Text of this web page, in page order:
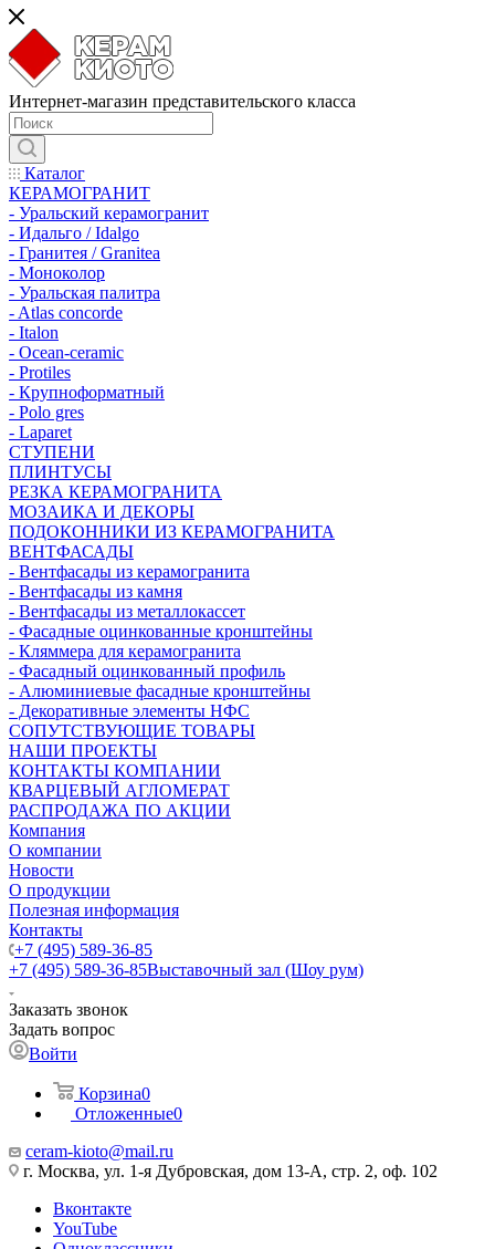
Интернет-магазин представительского класса
Каталог
КЕРАМОГРАНИТ
- Уральский керамогранит
- Идальго / Idalgo
- Гранитея / Granitea
- Моноколор
- Уральская палитра
- Atlas concorde
- Italon
- Ocean-ceramic
- Protiles
- Крупноформатный
- Polo gres
- Laparet
СТУПЕНИ
ПЛИНТУСЫ
РЕЗКА КЕРАМОГРАНИТА
МОЗАИКА И ДЕКОРЫ
ПОДОКОННИКИ ИЗ КЕРАМОГРАНИТА
ВЕНТФАСАДЫ
- Вентфасады из керамогранита
- Вентфасады из камня
- Вентфасады из металлокассет
- Фасадные оцинкованные кронштейны
- Кляммера для керамогранита
- Фасадный оцинкованный профиль
- Алюминиевые фасадные кронштейны
- Декоративные элементы НФС
СОПУТСТВУЮЩИЕ ТОВАРЫ
НАШИ ПРОЕКТЫ
КОНТАКТЫ КОМПАНИИ
КВАРЦЕВЫЙ АГЛОМЕРАТ
РАСПРОДАЖА ПО АКЦИИ
Компания
О компании
Новости
О продукции
Полезная информация
Контакты
+7 (495) 589-36-85
+7 (495) 589-36-85Выставочный зал (Шоу рум)
Заказать звонок
Задать вопрос
Войти
Корзина0
Отложенные0
ceram-kioto@mail.ru
г. Москва, ул. 1-я Дубровская, дом 13-А, стр. 2, оф. 102
Вконтакте
YouTube